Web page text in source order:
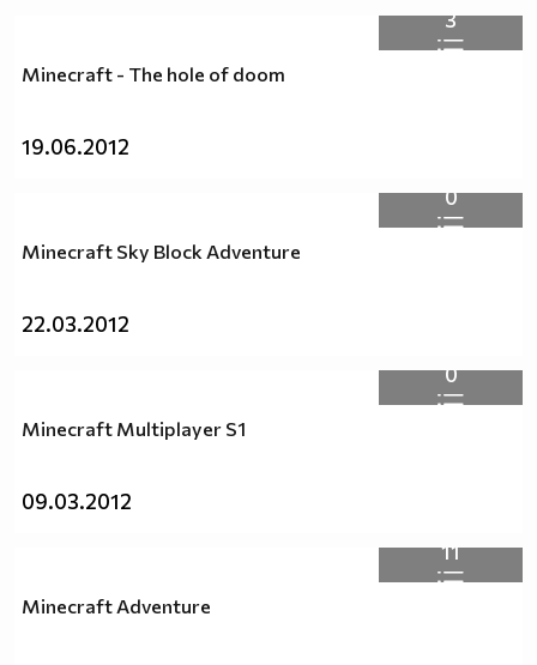
3
Minecraft - The hole of doom
19.06.2012
0
Minecraft Sky Block Adventure
22.03.2012
0
Minecraft Multiplayer S1
09.03.2012
11
Minecraft Adventure